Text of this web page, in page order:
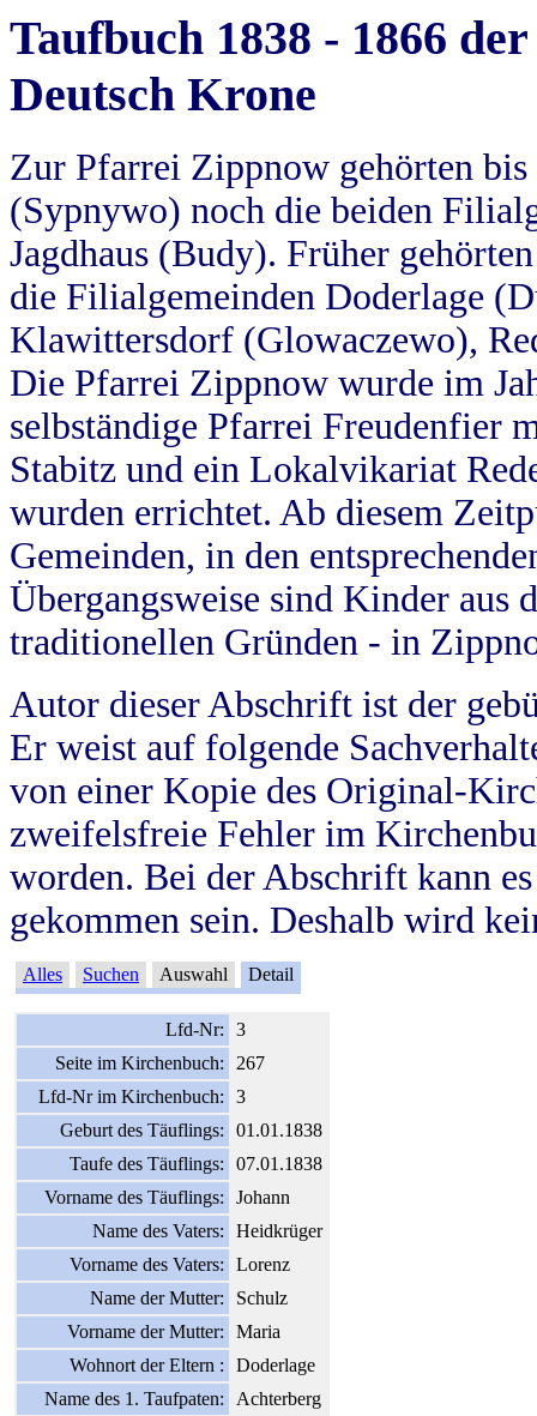
Taufbuch 1838 - 1866
Deutsch Krone
Zur Pfarrei Zippnow gehörten
(Sypnywo) noch die beiden
Jagdhaus (Budy). Früher
die Filialgemeinden Doderlage
Klawittersdorf (Glowaczewo),
Die Pfarrei Zippnow wurde im
selbständige Pfarrei Freudenfier
Stabitz und ein Lokalvikariat
wurden errichtet. Ab diesem
Gemeinden, in den
Übergangsweise sind Kinder aus
traditionellen Gründen - in
Autor dieser Abschrift ist der
Er weist auf folgende
von einer Kopie des Original-
zweifelsfreie Fehler im
worden. Bei der Abschrift kann
gekommen sein. Deshalb wird
Alles Suchen Auswahl Detail
Lfd-Nr:
3
Seite im Kirchenbuch:
267
Lfd-Nr im Kirchenbuch:
3
Geburt des Täuflings:
01.01.1838
Taufe des Täuflings:
07.01.1838
Vorname des Täuflings:
Johann
Name des Vaters:
Heidkrüger
Vorname des Vaters:
Lorenz
Name der Mutter:
Schulz
Vorname der Mutter:
Maria
Wohnort der Eltern :
Doderlage
Name des 1. Taufpaten:
Achterberg